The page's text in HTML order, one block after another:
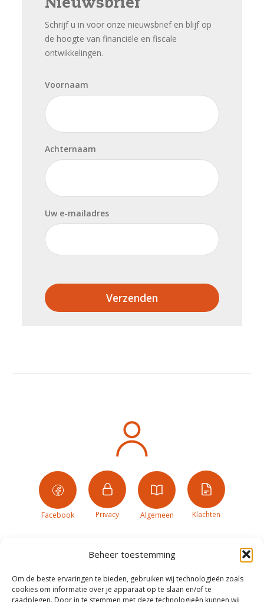
Beheer toestemming
Om de beste ervaringen te bieden, gebruiken wij technologieën zoals
cookies om informatie over je apparaat op te slaan en/of te
raadplegen. Door in te stemmen met deze technologieën kunnen wij
Nieuwsbrief
Schrijf u in voor onze nieuwsbrief en blijf op
de hoogte van financiële en fiscale
ontwikkelingen.
Voornaam
Achternaam
Uw e-mailadres
Verzenden
Facebook Privacy Algemeen Klachten